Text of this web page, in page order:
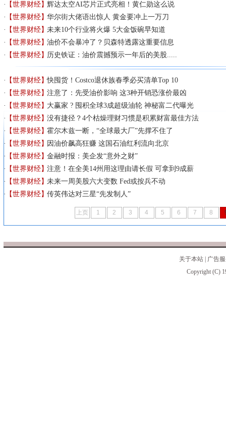
【世界财经】辉达太空AI芯片正式亮相！黄仁勋这么说
【世界财经】华尔街大佬语出惊人 黄金要冲上一万刀
【世界财经】未来10个行业将火爆 5大金饭碗早知道
【世界财经】油价不会暴冲了？贝森特透露这重要信息
【世界财经】历史铁证：油价震撼预示一年后的美股.....
【世界财经】快囤货！Costco退休族春季必买清单Top 10
【世界财经】注意了：先受油价影响 这3种开销恐涨价最凶
【世界财经】大赢家 ? 囤积全球3成超级油轮 神秘富二代曝光
【世界财经】没有捷径？4个枯燥理财习惯是积累财富最佳方法
【世界财经】霍尔木兹一断，“全球最大厂”先撑不住了
【世界财经】 因油价飙高狂赚 这国石油红利流向北京
【世界财经】金融时报：美企发“意外之财”
【世界财经】注意！在全美14州用这理由请长假 可拿到9成薪
【世界财经】未来一周美股六大变数 Fed或按兵不动
【世界财经】传英伟达对三星“先发制人”
上页 1 2 3 4 5 6 7 8
关于本站
广告
Copyright (C)